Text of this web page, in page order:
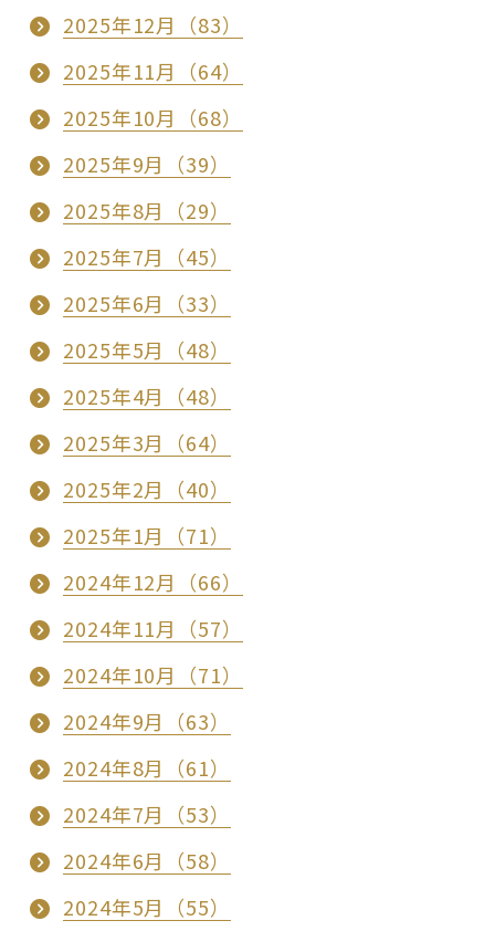
2025年12月（83）
2025年11月（64）
2025年10月（68）
2025年9月（39）
2025年8月（29）
2025年7月（45）
2025年6月（33）
2025年5月（48）
2025年4月（48）
2025年3月（64）
2025年2月（40）
2025年1月（71）
2024年12月（66）
2024年11月（57）
2024年10月（71）
2024年9月（63）
2024年8月（61）
2024年7月（53）
2024年6月（58）
2024年5月（55）